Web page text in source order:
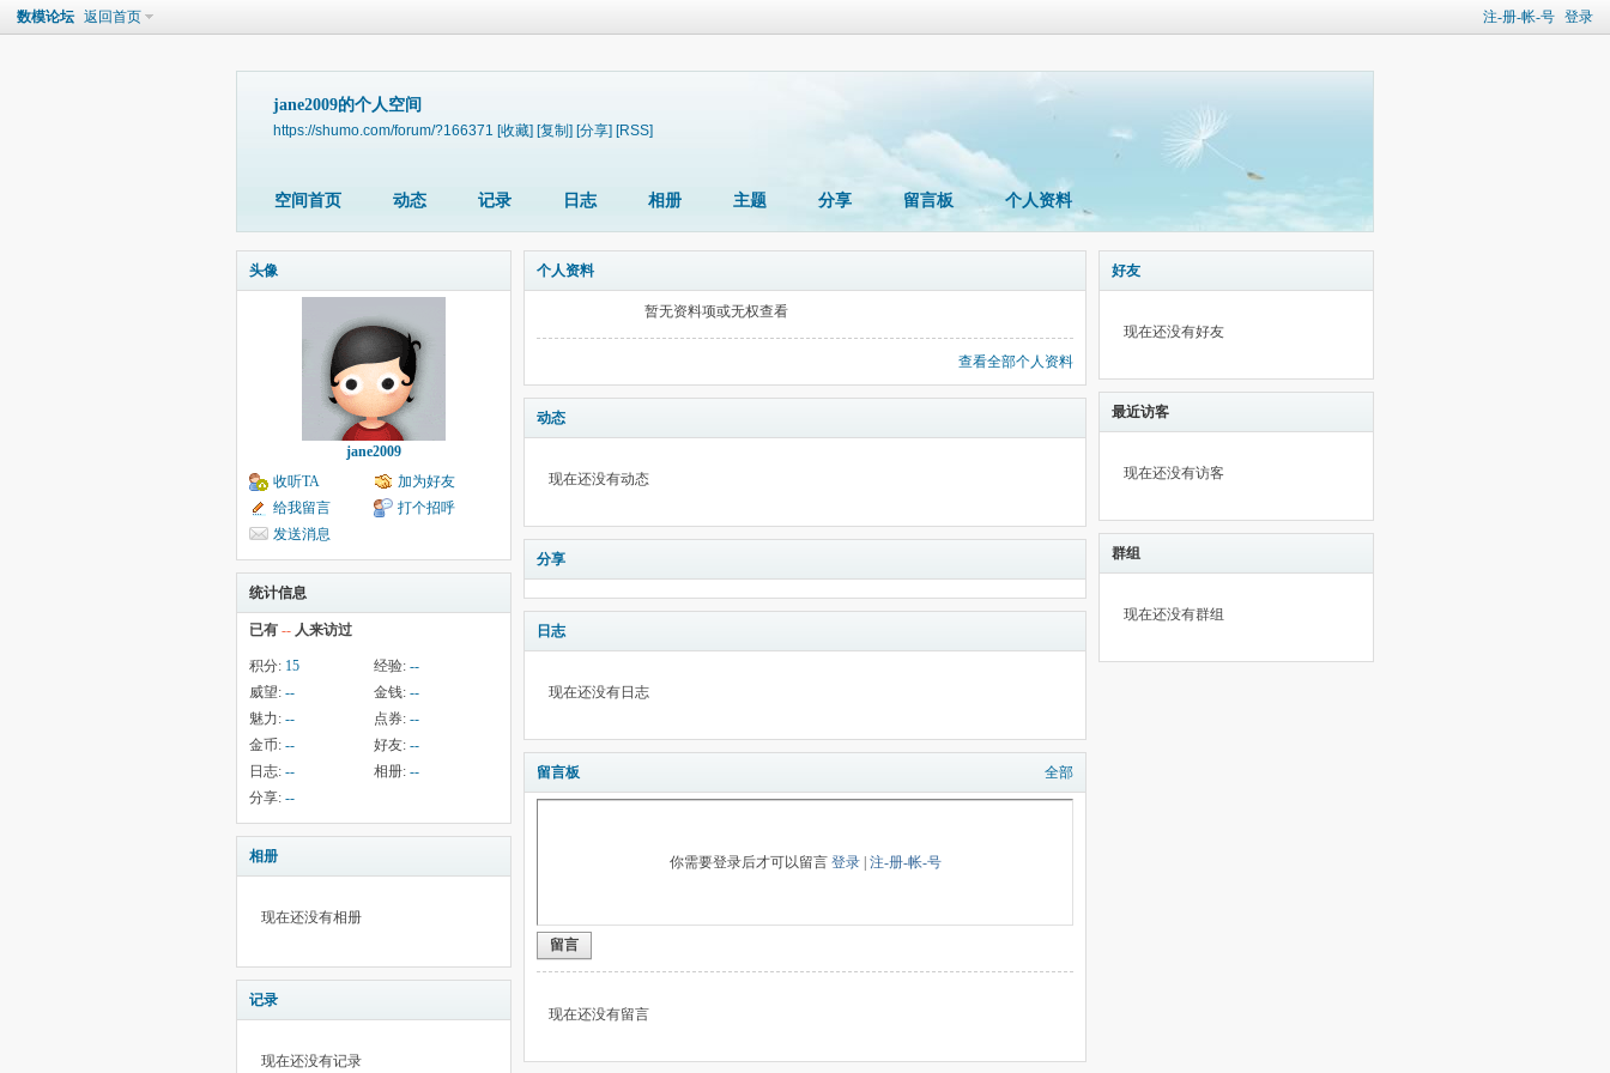
注-册-帐-号 登录
数模论坛 返回首页
jane2009的个人空间
https://shumo.com/forum/?166371 [收藏] [复制] [分享] [RSS]
空间首页 动态 记录 日志 相册 主题 分享 留言板 个人资料
头像
jane2009
收听TA
加为好友
给我留言
打个招呼
发送消息
统计信息
已有 -- 人来访过
积分: 15 经验: --
威望: -- 金钱: --
魅力: -- 点券: --
金币: -- 好友: --
日志: -- 相册: --
分享: --
相册
现在还没有相册
记录
现在还没有记录
个人资料
暂无资料项或无权查看
查看全部个人资料
动态
现在还没有动态
分享
日志
现在还没有日志
留言板 全部
你需要登录后才可以留言 登录| 注-册-帐-号
留言
现在还没有留言
好友
现在还没有好友
最近访客
现在还没有访客
群组
现在还没有群组